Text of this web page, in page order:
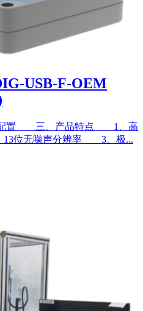
USB-F-OEM
配置 三、产品特点 1、高
位无噪声分辨率 3、极...